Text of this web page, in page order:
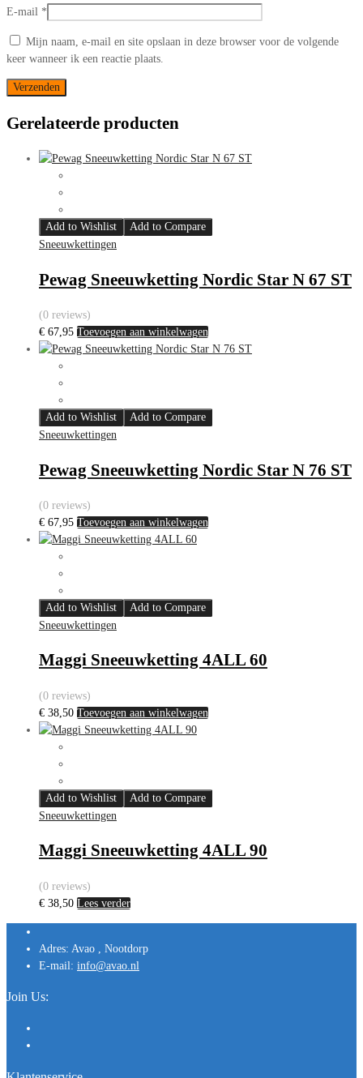
E-mail *
Mijn naam, e-mail en site opslaan in deze browser voor de volgende
keer wanneer ik een reactie plaats.
Gerelateerde producten
Add to Wishlist
Add to Compare
Sneeuwkettingen
Pewag Sneeuwketting Nordic Star N 67 ST
(0 reviews)
€ 67,95 Toevoegen aan winkelwagen
Add to Wishlist
Add to Compare
Sneeuwkettingen
Pewag Sneeuwketting Nordic Star N 76 ST
(0 reviews)
€ 67,95 Toevoegen aan winkelwagen
Add to Wishlist
Add to Compare
Sneeuwkettingen
Maggi Sneeuwketting 4ALL 60
(0 reviews)
€ 38,50 Toevoegen aan winkelwagen
Add to Wishlist
Add to Compare
Sneeuwkettingen
Maggi Sneeuwketting 4ALL 90
(0 reviews)
€ 38,50 Lees verder
Adres: Avao , Nootdorp
E-mail: info@avao.nl
Join Us: